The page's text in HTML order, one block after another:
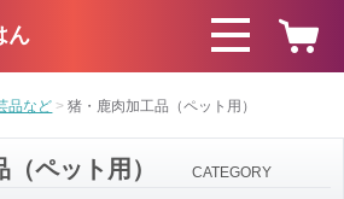
ん
品など 猪・鹿肉加工品（ペット用）
ペット用） CATEGORY